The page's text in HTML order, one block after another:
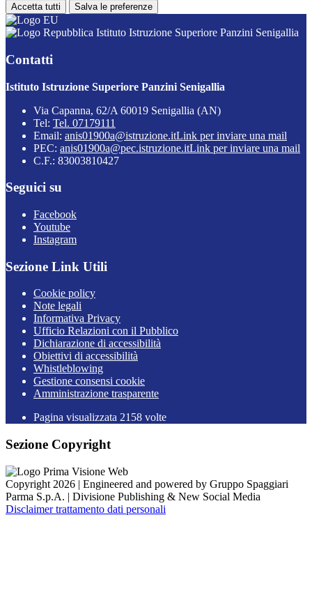
Accetta tutti Salva le preferenze
Istituto Istruzione Superiore Panzini Senigallia
Contatti
Istituto Istruzione Superiore Panzini Senigallia
Via Capanna, 62/A 60019 Senigallia (AN)
Tel: Tel. 07179111
Email: anis01900a@istruzione.itLink per inviare una mail
PEC: anis01900a@pec.istruzione.itLink per inviare una mail
C.F.: 83003810427
Seguici su
Facebook
Youtube
Instagram
Sezione Link Utili
Cookie policy
Note legali
Informativa Privacy
Ufficio Relazioni con il Pubblico
Dichiarazione di accessibilità
Obiettivi di accessibilità
Whistleblowing
Gestione consensi cookie
Amministrazione trasparente
Pagina visualizzata 2158 volte
Sezione Copyright
Copyright 2026 | Engineered and powered by Gruppo Spaggiari
Parma S.p.A. | Divisione Publishing & New Social Media
Disclaimer trattamento dati personali